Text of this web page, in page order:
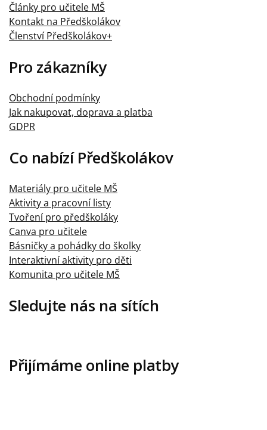
Články pro učitele MŠ
Kontakt na Předškolákov
Členství Předškolákov+
Pro zákazníky
Obchodní podmínky
Jak nakupovat, doprava a platba
GDPR
Co nabízí Předškolákov
Materiály pro učitele MŠ
Aktivity a pracovní listy
Tvoření pro předškoláky
Canva pro učitele
Básničky a pohádky do školky
Interaktivní aktivity pro děti
Komunita pro učitele MŠ
Sledujte nás na sítích
Přijímáme online platby